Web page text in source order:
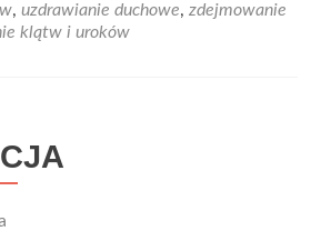
, uzdrawianie duchowe, zdejmowanie
klątw i uroków